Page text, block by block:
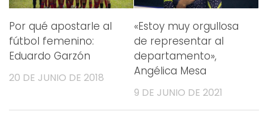
Por qué apostarle al
fútbol femenino:
Eduardo Garzón
20 DE JUNIO DE 2018
«Estoy muy orgullosa
de representar al
departamento»,
Angélica Mesa
9 DE JUNIO DE 2021